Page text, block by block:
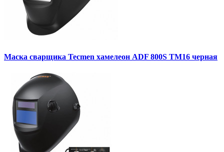
Маска сварщика Tecmen хамелеон ADF 800S TM16 черная